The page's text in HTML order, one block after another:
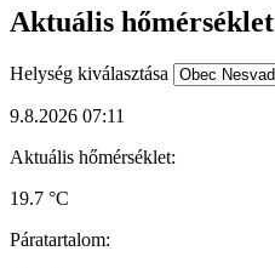
Aktuális hőmérséklet
Helység kiválasztása
9.8.2026 07:11
Aktuális hőmérséklet:
19.7 °C
Páratartalom: